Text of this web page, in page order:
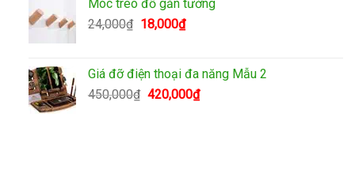
Móc treo đồ gắn tường
24,000₫ Giá
24,000₫.
18,000₫Giá
là:
18,000₫.
Giá đỡ điện thoại đa năng Mẫu 2
450,000₫ Giá
420,000₫Giá